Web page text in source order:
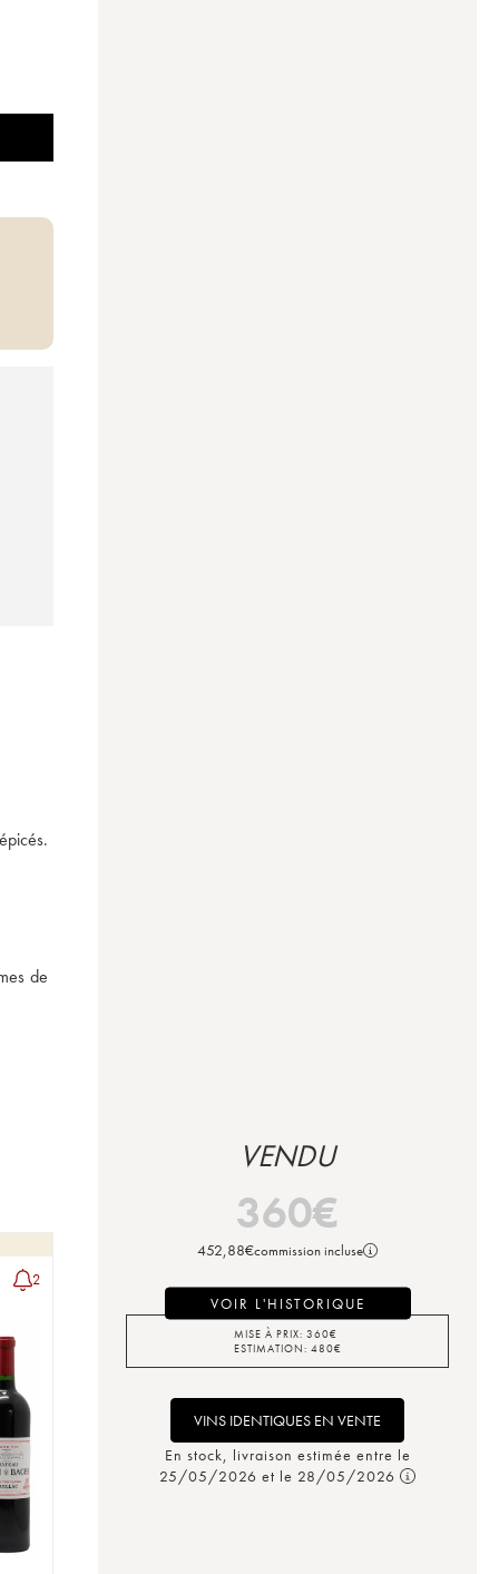
de
2
VENDU
360€
452,88€commission incluse
VOIR L'HISTORIQUE
MISE À PRIX: 360€
ESTIMATION: 480€
VINS IDENTIQUES EN VENTE
En stock, livraison estimée entre le
25/05/2026 et le 28/05/2026